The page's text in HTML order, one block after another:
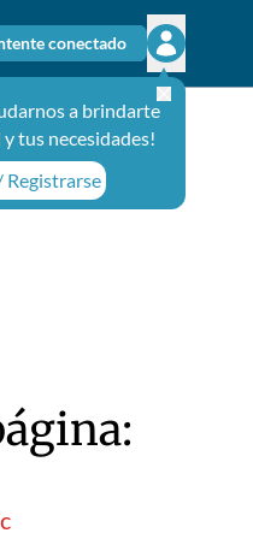
conectado
Abrir el
a brindarte
tus necesidades!
Registrarse